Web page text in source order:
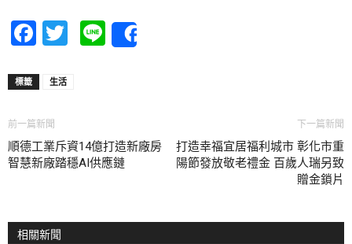
Facebook
Twitter
Line
標籤 生活
前一篇新聞
順德工業斥資14億打造新廠房
智慧新廠踏穩AI供應鏈
下一篇新聞
打造幸福宜居福利城市 彰化市重
陽節發放敬老禮金 百歲人瑞另致
贈金鎖片
相關新聞